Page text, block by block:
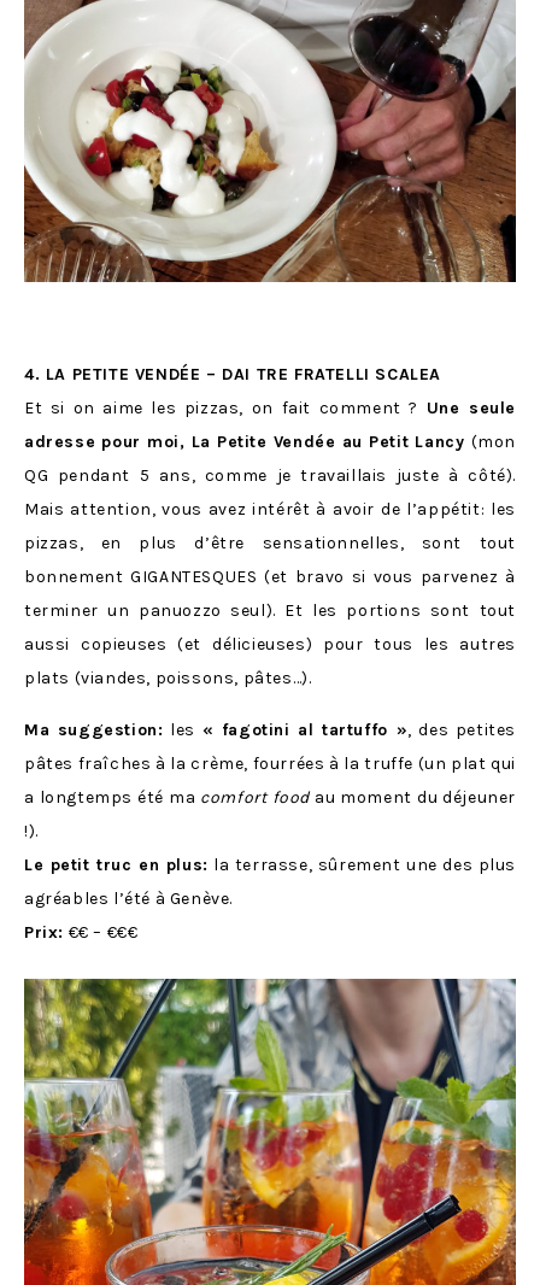
4. LA PETITE VENDÉE – DAI TRE FRATELLI SCALEA
Et si on aime les pizzas, on fait comment ? Une seule
adresse pour moi, La Petite Vendée au Petit Lancy (mon
QG pendant 5 ans, comme je travaillais juste à côté).
Mais attention, vous avez intérêt à avoir de l’appétit: les
pizzas, en plus d’être sensationnelles, sont tout
bonnement GIGANTESQUES (et bravo si vous parvenez à
terminer un panuozzo seul). Et les portions sont tout
aussi copieuses (et délicieuses) pour tous les autres
plats (viandes, poissons, pâtes…).
Ma suggestion: les « fagotini al tartuffo », des petites
pâtes fraîches à la crème, fourrées à la truffe (un plat qui
a longtemps été ma comfort foodau moment du déjeuner
!).
Le petit truc en plus: la terrasse, sûrement une des plus
agréables l’été à Genève.
Prix: €€ – €€€